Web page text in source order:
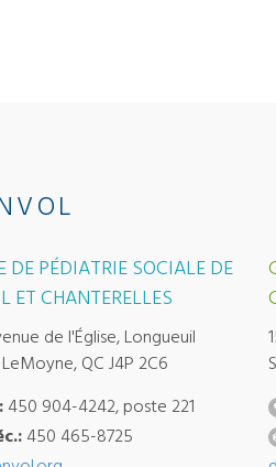
DE PÉDIATRIE SOCIALE DE
ET CHANTERELLES
de l'Église, Longueuil
QC J4P 2C6
450 904-4242, poste 221
450 465-8725